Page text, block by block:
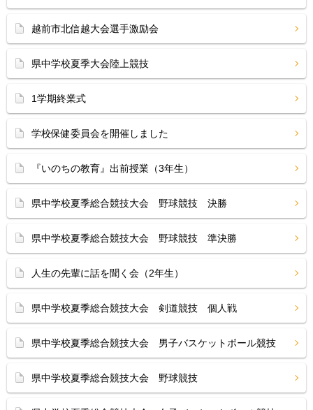
越前市北信越大会選手激励会
県中学校夏季大会陸上競技
1学期終業式
学校保健委員会を開催しました
『いのちの教育』出前授業（3年生）
県中学校夏季総合競技大会 野球競技 決勝
県中学校夏季総合競技大会 野球競技 準決勝
人生の先輩に話を聞く会（2年生）
県中学校夏季総合競技大会 剣道競技 個人戦
県中学校夏季総合競技大会 男子バスケットボール競技
県中学校夏季総合競技大会 野球競技